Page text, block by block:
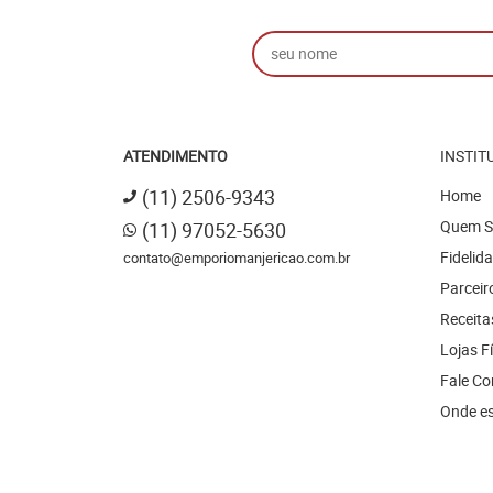
ATENDIMENTO
(11) 2506-9343
(11) 97052-5630
contato@emporiomanjericao.com.br
Home
Quem
Lojas
Fale
Onde